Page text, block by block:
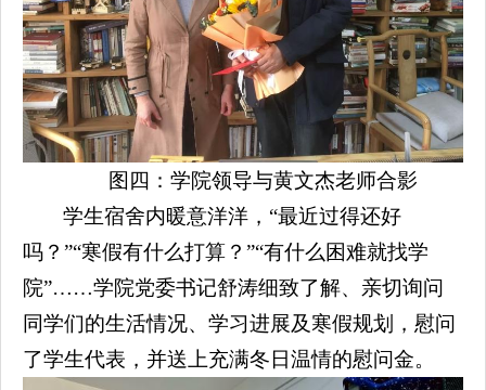
图四：学院领导与黄文杰老师合影
学生宿舍内暖意洋洋，“最近过得还好
吗？”“寒假有什么打算？”“有什么困难就找学
院”……学院党委书记舒涛细致了解、亲切询问
同学们的生活情况、学习进展及寒假规划，慰问
了学生代表，并送上充满冬日温情的慰问金。